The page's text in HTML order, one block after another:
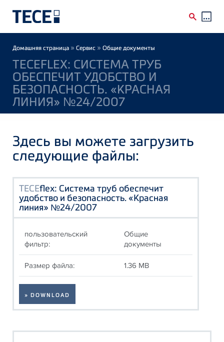
Breadcrumb
Домашняя страница » Сервис » Общие документы
TECEFLEX: СИСТЕМА ТРУБ
ОБЕСПЕЧИТ УДОБСТВО И
БЕЗОПАСНОСТЬ. «КРАСНАЯ
ЛИНИЯ» №24/2007
Здесь вы можете загрузить
следующие файлы:
TECEflex: Система труб обеспечит
удобство и безопасность. «Красная
линия» №24/2007
пользовательский
фильтр:
Общие
документы
Размер файла: 1.36 MB
» DOWNLOAD